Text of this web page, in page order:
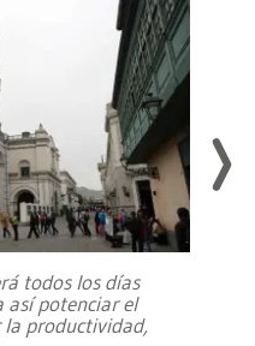
todos los días
así potenciar el
productividad,